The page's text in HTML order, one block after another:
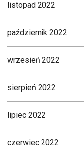
listopad 2022
październik 2022
wrzesień 2022
sierpień 2022
lipiec 2022
czerwiec 2022